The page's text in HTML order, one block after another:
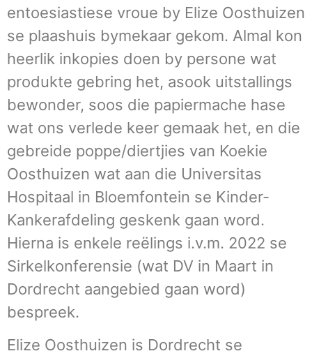
entoesiastiese vroue by Elize Oosthuizen
se plaashuis bymekaar gekom. Almal kon
heerlik inkopies doen by persone wat
produkte gebring het, asook uitstallings
bewonder, soos die papiermache hase
wat ons verlede keer gemaak het, en die
gebreide poppe/diertjies van Koekie
Oosthuizen wat aan die Universitas
Hospitaal in Bloemfontein se Kinder-
Kankerafdeling geskenk gaan word.
Hierna is enkele reëlings i.v.m. 2022 se
Sirkelkonferensie (wat DV in Maart in
Dordrecht aangebied gaan word)
bespreek.
Elize Oosthuizen is Dordrecht se